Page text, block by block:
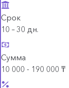
Срок
10 – 30 дн.
Сумма
10 000 - 190 000 ₸